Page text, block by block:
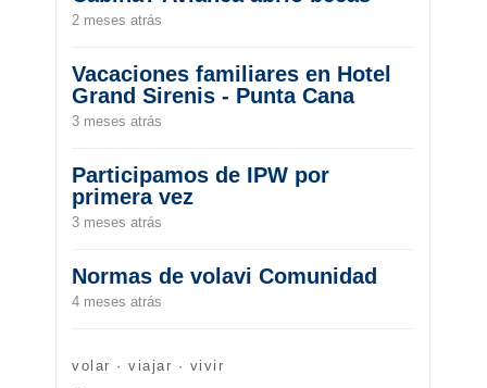
2 meses atrás
Vacaciones familiares en Hotel
Grand Sirenis - Punta Cana
3 meses atrás
Participamos de IPW por
primera vez
3 meses atrás
Normas de volavi Comunidad
4 meses atrás
volar · viajar · vivir